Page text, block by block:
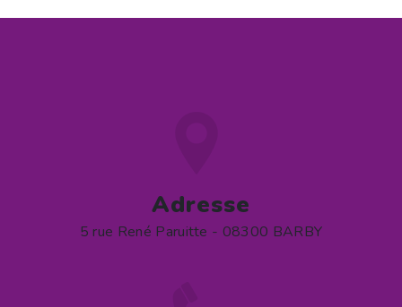
Adresse
5 rue René Paruitte - 08300 BARBY